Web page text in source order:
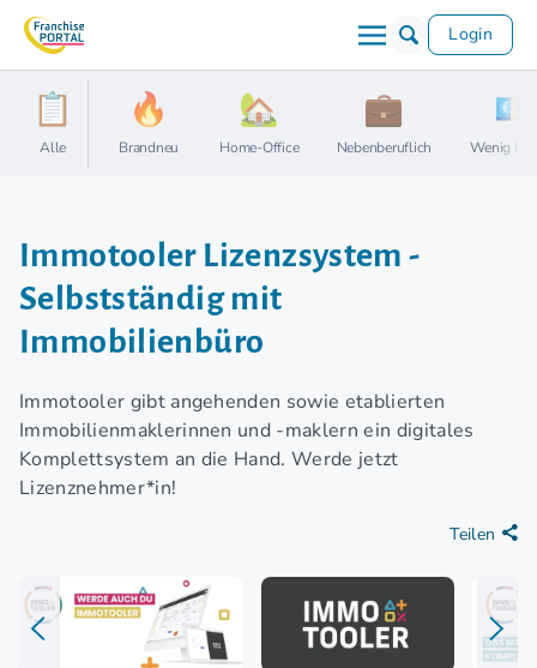
Login
Alle Brandneu Home-Office Nebenberuflich Wenig
Immotooler Lizenzsystem -
Selbstständig mit
Immobilienbüro
Immotooler gibt angehenden sowie etablierten
Immobilienmaklerinnen und -maklern ein digitales
Komplettsystem an die Hand. Werde jetzt
Lizenznehmer*in!
Teilen